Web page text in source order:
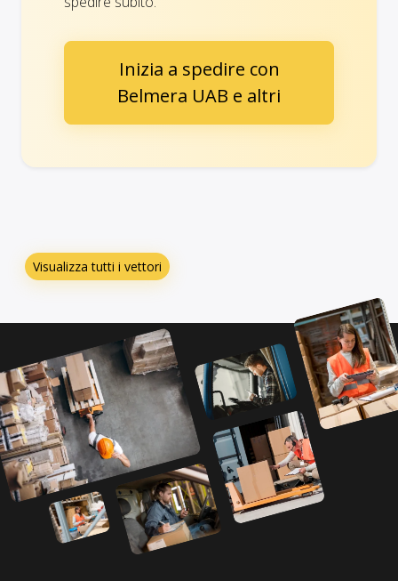
Inizia a spedire con
Belmera UAB e altri
Visualizza tutti i vettori